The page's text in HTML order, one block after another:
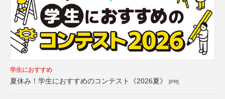
学生におすすめ
夏休み！学生におすすめのコンテスト《2026夏》 [PR]